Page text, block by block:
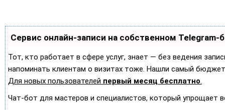
Сервис онлайн-записи на собственном Telegram-
Тот, кто работает в сфере услуг, знает — без ведения
напоминать клиентам о визитах тоже. Нашли самый
Для новых пользователей первый месяц бесплатно.
Чат-бот для мастеров и специалистов, который упрощает